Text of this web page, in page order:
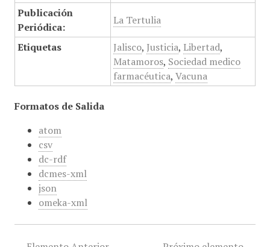
Publicación
Periódica:
La Tertulia
Etiquetas Jalisco, Justicia, Libertad,
Matamoros, Sociedad medico
farmacéutica, Vacuna
Formatos de Salida
atom
csv
dc-rdf
dcmes-xml
json
omeka-xml